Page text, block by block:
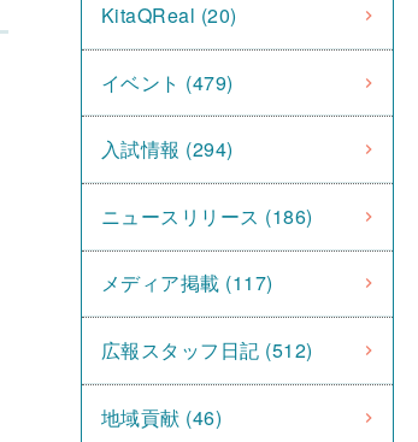
KitaQReal (20)
イベント (479)
入試情報 (294)
ニュースリリース (186)
メディア掲載 (117)
広報スタッフ日記 (512)
地域貢献 (46)